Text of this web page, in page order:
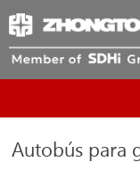
Autobús para